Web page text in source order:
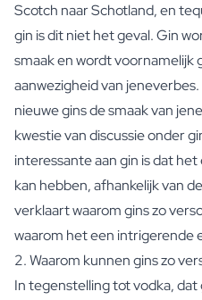
Verjaardagscadeaus
Verjaardagscadeau
Fotocadeau
Liefdes Cadeau
Feest Cadeau
Housewarming Cadeau
Rouwcadeau
Jubileum Cadeau
Afscheidscadeau
Communie Bedankje
Black Friday Cadeau
Bedankt Juf Cadeau
Moederdag Cadeau
Kerst cadeau
Scotch naar Schotland, en
gin is dit niet het geval. Gin
smaak en wordt voornamelijk
aanwezigheid van
nieuwe gins de smaak van
kwestie van discussie onder
interessante aan gin is dat
kan hebben, afhankelijk van
verklaart waarom gins zo
waarom het een intrigerende
2. Waarom kunnen gins zo
In tegenstelling tot vodka,